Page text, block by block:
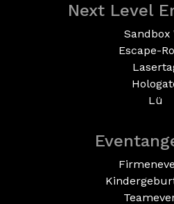
Next Level
Sandbox
Escape-
Lü